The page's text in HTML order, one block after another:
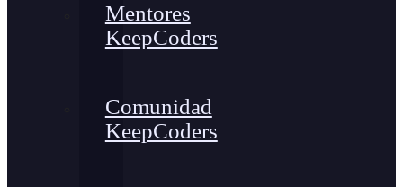
Mentores
KeepCoders
Comunidad
KeepCoders